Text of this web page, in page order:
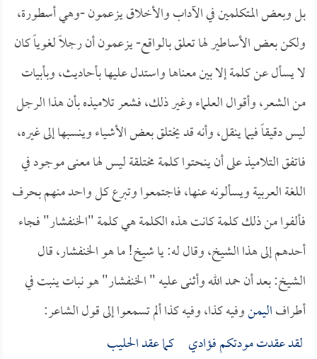
بل وبعض المتكلمين في الآداب والأخلاق يزعمون -وهي أسطورة،
ولكن بعض الأساطير لها تعلق بالواقع- يزعمون أن رجلاً لغوياً كان
لا يسأل عن كلمة إلا بين معناها واستدل عليها بأحاديث، وبأبيات
من الشعر، وأقوال العلماء وغير ذلك، فشعر تلاميذه بأن هذا الرجل
ليس دقيقاً فيما ينقل، وأنه قد يختلق بعض الأشياء وينسبها إلى غيره،
فاتفق التلاميذ على أن ينحتوا كلمة مختلقة ليس لها معنى موجود في
اللغة العربية ويسألونه عنها، فاجتمعوا وتبرع كل واحد منهم بحرف
فألفوا من ذلك كلمة كانت هذه الكلمة هي كلمة "الخنفشار" فجاء
أحدهم إلى هذا الشيخ، وقال له: يا شيخ! ما هو الخنفشار، قال
الشيخ: بعد أن حمد الله وأثنى عليه " الخنفشار" هو نبات ينبت في
أطرافاليمنوفيه كذا، وفيه كذا ألم تسمعوا إلى قول الشاعر:
لقد عقدت مودتكم فؤادي كما عقد الحليب